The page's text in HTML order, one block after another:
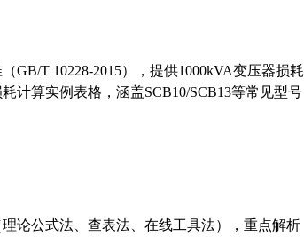
GB/T 10228-2015），提供1000kVA变压器损耗
计算实例表格，涵盖SCB10/SCB13等常见型号
论公式法、查表法、在线工具法），重点解析